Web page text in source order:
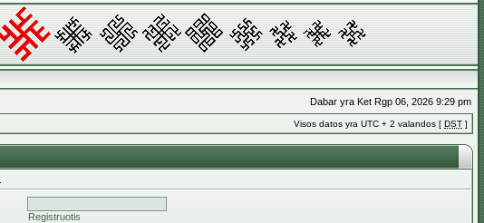
Dabar yra Ket Rgp 06, 2026 9:29 pm
Visos datos yra UTC + 2 valandos [ DST ]
Registruotis